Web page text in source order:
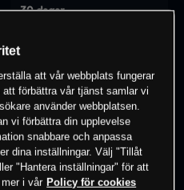
30 dagar
en position i detta
handla
att vår webbplats fungerar
förbättra vår tjänst samlar vi
använder webbplatsen.
vi förbättra din upplevelse
snabbare och anpassa
dina inställningar. Välj "Tillåt
"Hantera inställningar" för att
i vår Policy för cookies